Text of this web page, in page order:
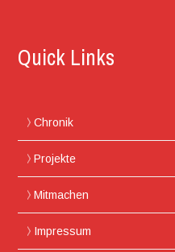
Quick Links
Chronik
Projekte
Mitmachen
Impressum